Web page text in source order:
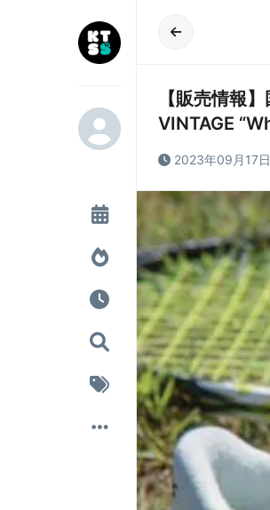
【販売情報
VINTAGE
2023年09月17日